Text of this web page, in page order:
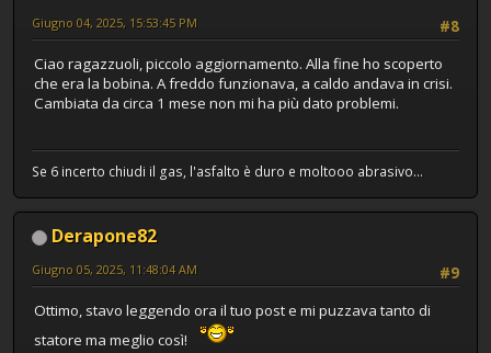
#8
Giugno 04, 2025, 15:53:45 PM
Ciao ragazzuoli, piccolo aggiornamento. Alla fine ho scoperto
che era la bobina. A freddo funzionava, a caldo andava in crisi.
Cambiata da circa 1 mese non mi ha più dato problemi.
Se 6 incerto chiudi il gas, l'asfalto è duro e moltooo abrasivo...
Derapone82
#9
Giugno 05, 2025, 11:48:04 AM
Ottimo, stavo leggendo ora il tuo post e mi puzzava tanto di
statore ma meglio così!